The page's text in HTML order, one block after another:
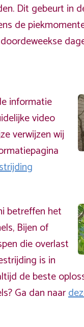
Dit gebeurt in
de
informatie
video
verwijzen wij
betreffen het
Bijen of
die overlast
is in
de beste
Ga dan naar